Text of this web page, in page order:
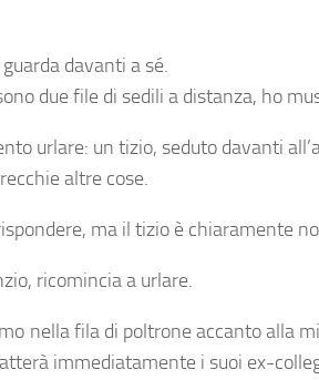
davanti a sé.
due file di sedili a distanza, ho
urlare: un tizio, seduto davanti
altre cose.
ma il tizio è chiaramente
ricomincia a urlare.
nella fila di poltrone accanto alla
immediatamente i suoi ex-